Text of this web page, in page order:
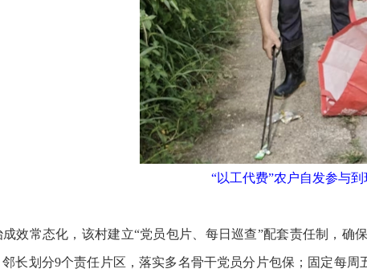
“以工代费”农户自发参与
常态化，该村建立“党员包片、每日巡查”配套责任制，确
长划分9个责任片区，落实多名骨干党员分片包保；固定每